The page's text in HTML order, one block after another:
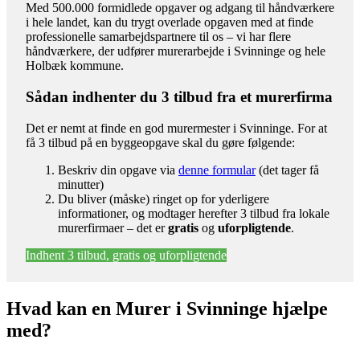
Med 500.000 formidlede opgaver og adgang til håndværkere
i hele landet, kan du trygt overlade opgaven med at finde
professionelle samarbejdspartnere til os – vi har flere
håndværkere, der udfører murerarbejde i Svinninge og hele
Holbæk kommune.
Sådan indhenter du 3 tilbud fra et murerfirma
Det er nemt at finde en god murermester i Svinninge. For at
få 3 tilbud på en byggeopgave skal du gøre følgende:
Beskriv din opgave via denne formular(det tager få
minutter)
Du bliver (måske) ringet op for yderligere
informationer, og modtager herefter 3 tilbud fra lokale
murerfirmaer – det ergratis og uforpligtende.
Indhent 3 tilbud, gratis og uforpligtende
Hvad kan en Murer i Svinninge hjælpe
med?